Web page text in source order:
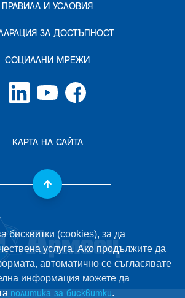
ПРАВИЛА И УСЛОВИЯ
ЗА ДОСТЪПНОСТ
СОЦИАЛНИ МРЕЖИ
КАРТА НА САЙТА
бисквитки (cookies), за да
услуга. Ако продължите да
автоматично се съгласявате
информация можете да
политика за бисквитки.